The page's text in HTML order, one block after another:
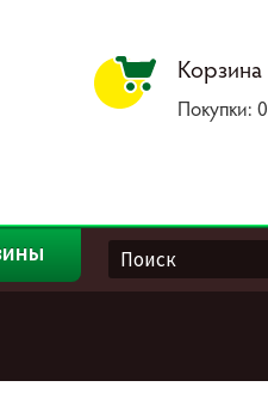
Корзина
Покупки:0